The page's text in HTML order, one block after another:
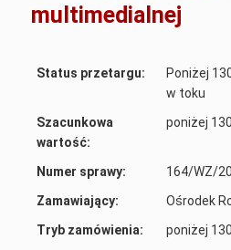
multimedialnej
Status przetargu:
Poniżej
w toku
Szacunkowa
wartość:
poniżej
Numer sprawy:
164/WZ/
Zamawiający:
Ośrodek
Tryb zamówienia:
poniżej